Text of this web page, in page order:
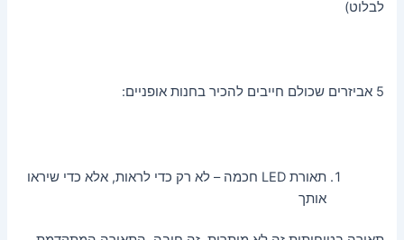
לבלוט)
5 אביזרים שכולם חייבים להכיר בחנות אופניים:
תאורת LED חכמה – לא רק כדי לראות, אלא כדי שיראו
אותך